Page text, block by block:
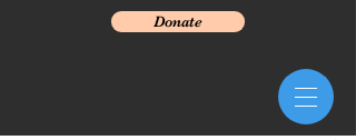
Donate